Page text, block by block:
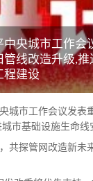
中央城市工作会
管线改造升级,
程建设
城市工作会议发表
市基础设施生命线
共探管网改造新